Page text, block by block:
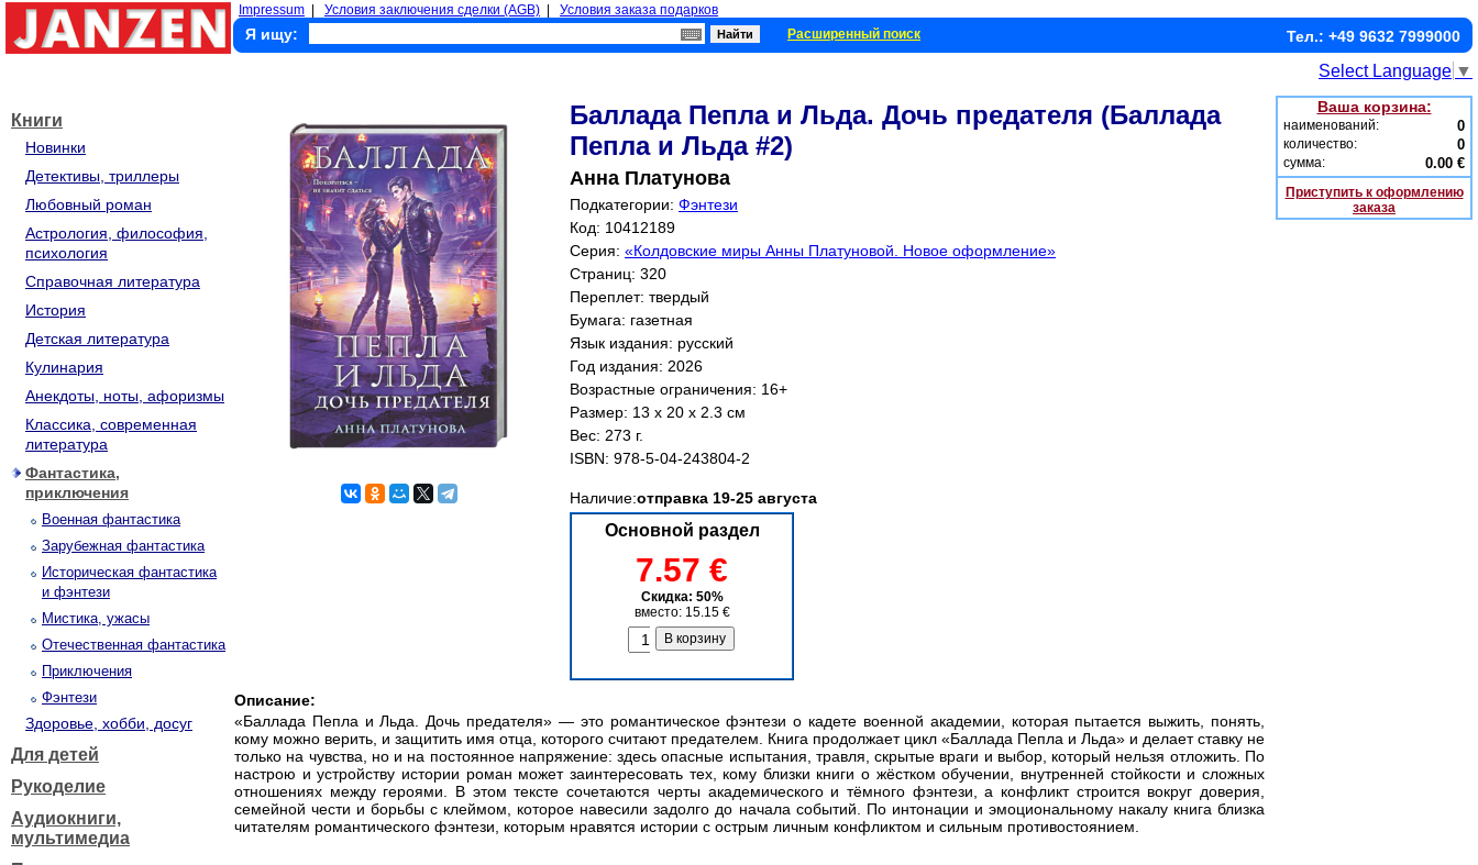
Impressum Условия заключения сделки (AGB) Условия заказа подарков
Я ищу: Расширенный поиск Тел.: +49 9632 7999000
Select Language ▼
Книги
Новинки
Детективы, триллеры
Любовный роман
Астрология, философия,
психология
Справочная литература
История
Детская литература
Кулинария
Анекдоты, ноты, афоризмы
Классика, современная
литература
Фантастика,
приключения
Военная фантастика
Зарубежная фантастика
Историческая фантастика
и фэнтези
Мистика, ужасы
Отечественная фантастика
Приключения
Фэнтези
Здоровье, хобби, досуг
Для детей
Рукоделие
Аудиокниги,
мультимедиа
Баллада Пепла и Льда. Дочь предателя (Баллада
Пепла и Льда #2)
Анна Платунова
Подкатегории: Фэнтези
Код: 10412189
Серия: «Колдовские миры Анны Платуновой. Новое оформление»
Страниц: 320
Переплет: твердый
Бумага: газетная
Язык издания: русский
Год издания: 2026
Возрастные ограничения: 16+
Размер: 13 x 20 x 2.3 см
Вес: 273 г.
ISBN: 978-5-04-243804-2
Наличие:отправка 19-25 августа
Основной раздел
7.57 €
Скидка: 50%
вместо: 15.15 €
Описание:
«Баллада Пепла и Льда. Дочь предателя» — это романтическое фэнтези о кадете военной академии, которая пытается выжить, понять,
кому можно верить, и защитить имя отца, которого считают предателем. Книга продолжает цикл «Баллада Пепла и Льда» и делает ставку не
только на чувства, но и на постоянное напряжение: здесь опасные испытания, травля, скрытые враги и выбор, который нельзя отложить. По
настрою и устройству истории роман может заинтересовать тех, кому близки книги о жёстком обучении, внутренней стойкости и сложных
отношениях между героями. В этом тексте сочетаются черты академического и тёмного фэнтези, а конфликт строится вокруг доверия,
семейной чести и борьбы с клеймом, которое навесили задолго до начала событий. По интонации и эмоциональному накалу книга близка
читателям романтического фэнтези, которым нравятся истории с острым личным конфликтом и сильным противостоянием.
Ваша корзина:
наименований: 0
количество: 0
сумма: 0.00 €
Приступить к оформлению
заказа